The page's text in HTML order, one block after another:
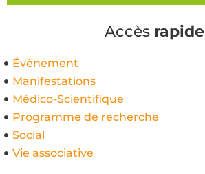
Accès rapide
Évènement
Manifestations
Médico-Scientifique
Programme de recherche
Social
Vie associative